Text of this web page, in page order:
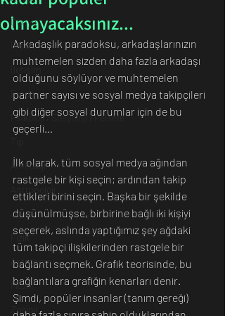
Dünya
İnsan
Evren
Psikoloji / Sosyoloji / Felsefe
Arkeoloji
Antropoloji
Jeoloji
Fizik
Astronomi
Müzik
Zooloji
olmayacaksınız...
Arkadaşlık paradoksu, arkadaşlarınızın
muhtemelen sizden daha fazla arkadaşı
olduğunu söylüyor ve muhtemelen
partner sayısı ve sosyal medya takipçileri
gibi diğer sosyal durumlar için de bu
geçerli…
İlk olarak, tüm sosyal medya ağından
rastgele bir kişi seçin; ardından takip
ettikleri birini seçin. Başka bir şekilde
düşünülmüşse, birbirine bağlı iki kişiyi
seçerek, aslında yaptığımız şey ağdaki
tüm takipçi ilişkilerinden rastgele bir
bağlantı seçmek. Grafik teorisinde, bu
bağlantılara grafiğin kenarları denir.
Şimdi, popüler insanlar (tanım gereği)